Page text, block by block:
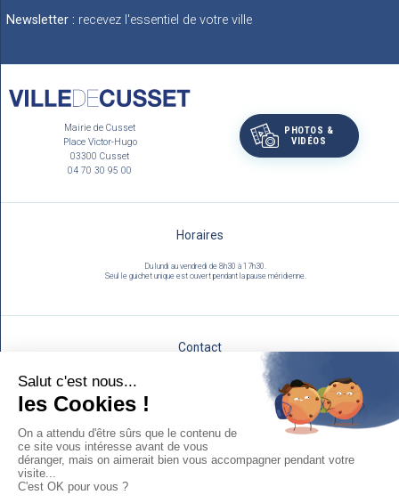
Newsletter : recevez l'essentiel de votre ville
Mairie de Cusset
Place Victor-Hugo
03300 Cusset
04 70 30 95 00
PHOTOS &
VIDÉOS
Horaires
Du lundi au vendredi de 8h30 à 17h30.
Seul le guichet unique est ouvert pendant la pause méridienne.
Contact